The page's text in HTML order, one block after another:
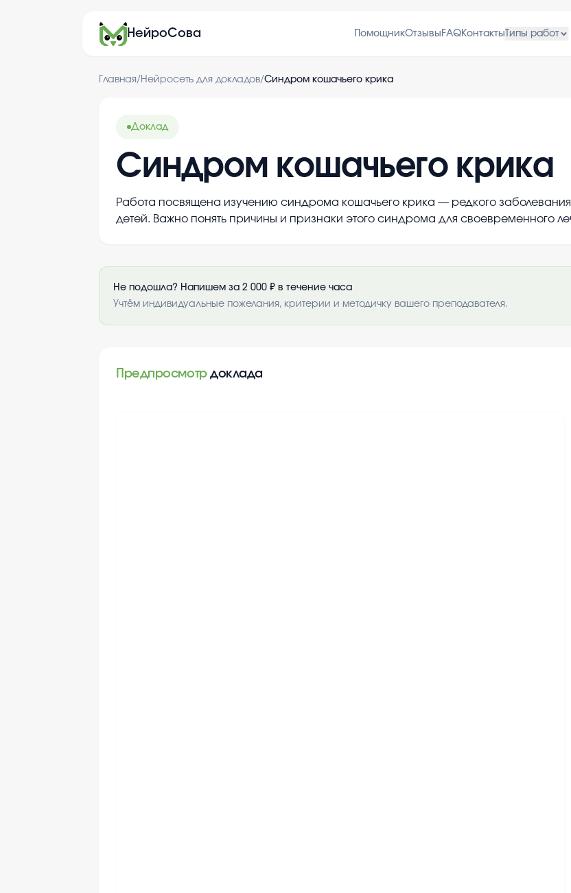
НейроСова ПомощникОтзывы FAQКонтакты Типы работ
Главная/ Нейросеть для докладов/Синдром кошачьего крика
Доклад
Синдром кошачьего крика
Работа посвящена изучению синдрома кошачьего крика — редкого
детей. Важно понять причины и признаки этого синдрома для своевременного
Не подошла? Напишем за 2 000 ₽ в течение часа
Учтём индивидуальные пожелания, критерии и методичку вашего преподавателя.
Предпросмотр доклада